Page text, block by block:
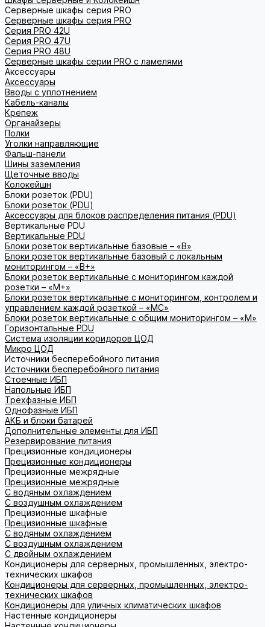
Серверные шкафы серия PRO
Серверные шкафы серия PRO
Серия PRO 42U
Серия PRO 47U
Серия PRO 48U
Серверные шкафы серии PRO с ламелями
Аксессуары
Аксессуары
Вводы с уплотнением
Кабель-каналы
Крепеж
Органайзеры
Полки
Уголки направляющие
Фальш-панели
Шины заземления
Щеточные вводы
Колокейшн
Блоки розеток (PDU)
Блоки розеток (PDU)
Аксессуары для блоков распределения питания (PDU)
Вертикальные PDU
Вертикальные PDU
Блоки розеток вертикальные базовые – «В»
Блоки розеток вертикальные базовый с локальным
мониторингом – «В+»
Блоки розеток вертикальные с мониторингом каждой
розетки – «М+»
Блоки розеток вертикальные с мониторингом, контролем и
управлением каждой розеткой – «МС»
Блоки розеток вертикальные с общим мониторингом – «М»
Горизонтальные PDU
Система изоляции коридоров ЦОД
Микро ЦОД
Источники бесперебойного питания
Источники бесперебойного питания
Стоечные ИБП
Напольные ИБП
Трёхфазные ИБП
Однофазные ИБП
АКБ и блоки батарей
Дополнительные элементы для ИБП
Резервирование питания
Прецизионные кондиционеры
Прецизионные кондиционеры
Прецизионные межрядные
Прецизионные межрядные
С водяным охлаждением
С воздушным охлаждением
Прецизионные шкафные
Прецизионные шкафные
С водяным охлаждением
С воздушным охлаждением
С двойным охлаждением
Кондиционеры для серверных, промышленных, электро-
технических шкафов
Кондиционеры для серверных, промышленных, электро-
технических шкафов
Кондиционеры для уличных климатических шкафов
Настенные кондиционеры